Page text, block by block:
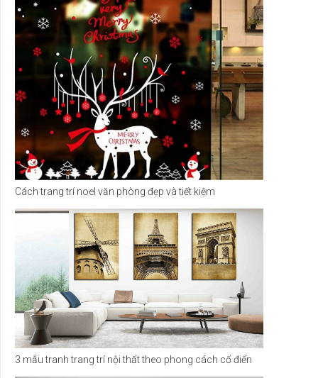
Cách trang trí noel văn phòng đẹp và tiết kiệm
3 mẫu tranh trang trí nội thất theo phong cách cổ điển